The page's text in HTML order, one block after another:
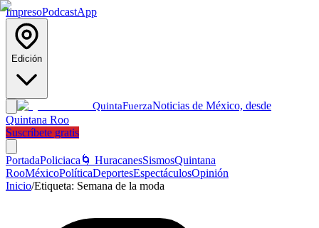
ImpresoPodcastApp
Edición
QuintaFuerzaNoticias de México, desde
Quintana Roo
Suscríbete gratis
PortadaPoliciaca 🌀 HuracanesSismosQuintana
RooMéxicoPolíticaDeportesEspectáculosOpinión
Inicio/Etiqueta: Semana de la moda